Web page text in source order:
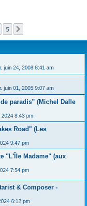
5
juin 24, 2008 8:41 am
juin 01, 2005 9:07 am
paradis" (Michel Dalle
8:43 pm
Road" (Les
9:47 pm
"L'Île Madame" (aux
7:54 pm
& Composer -
6:12 pm